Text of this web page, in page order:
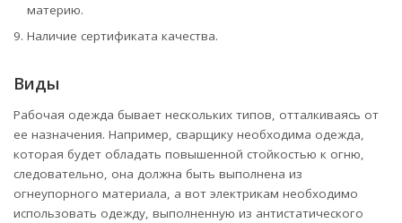
материю.
Наличие сертификата качества.
Виды
Рабочая одежда бывает нескольких типов, отталкиваясь от
ее назначения. Например, сварщику необходима одежда,
которая будет обладать повышенной стойкостью к огню,
следовательно, она должна быть выполнена из
огнеупорного материала, а вот электрикам необходимо
использовать одежду, выполненную из антистатического